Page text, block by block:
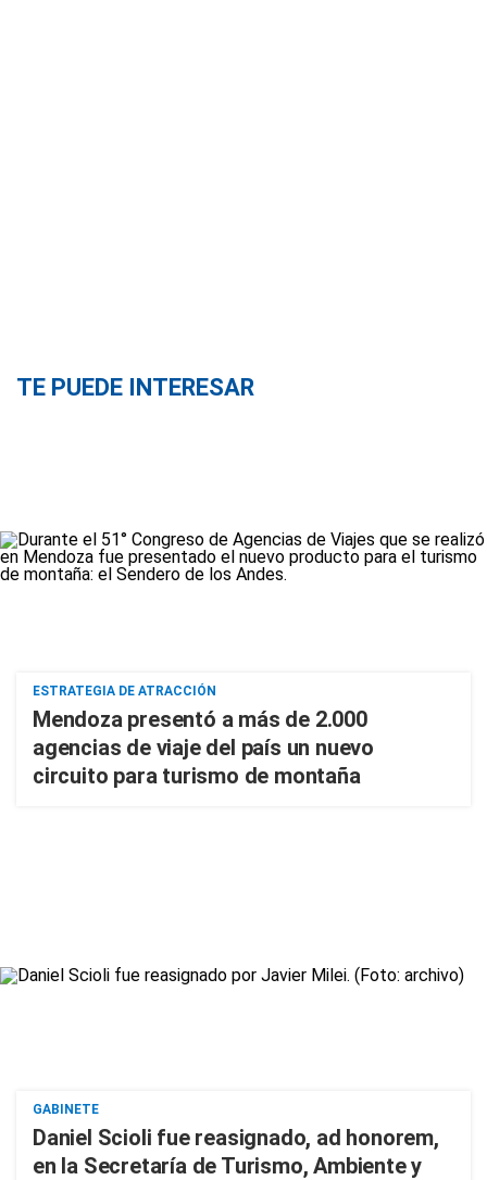
TE PUEDE INTERESAR
ESTRATEGIA DE ATRACCIÓN
Mendoza presentó a más de 2.000
agencias de viaje del país un nuevo
circuito para turismo de montaña
GABINETE
Daniel Scioli fue reasignado, ad honorem,
en la Secretaría de Turismo, Ambiente y